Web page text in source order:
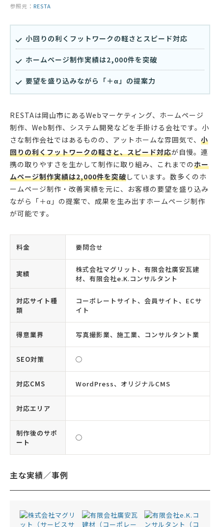
参照元： RESTA
小回りの利くフットワークの軽さとスピード対応
ホームページ制作実績は2,000件を突破
要望を盛り込みながら「＋α」の提案力
RESTAは岡山市にあるWebマーケティング、ホームページ
制作、Web制作、システム開発などを手掛ける会社です。小
さな制作会社ではあるものの、アットホームな雰囲気で、 小
回りの利くフットワークの軽さと、スピード対応が自慢。連
携の取りやすさを生かして制作に取り組み、これまでのホー
ムページ制作実績は2,000件を突破しています。数多くのホ
ームページ制作・改善実績を元に、お客様の要望を盛り込み
ながら「＋α」の提案で、成果を生み出すホームページ制作
が可能です。
料金 要問合せ
実績
株式会社マグリット、有限会社廣安瓦建
材、有限会社e.K.コンサルタント
対応サイト種
類
コーポレートサイト、会員サイト、ECサ
イト
得意業界 写真撮影業、施工業、コンサルタント業
SEO対策 ◯
対応CMS WordPress、オリジナルCMS
対応エリア
制作後のサポ
ート
◯
主な実績／事例